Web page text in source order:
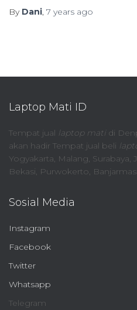
By Dani, 7 years ago
Laptop Mati ID
Tempat jual laptop matidi
akan hadir Tempat jual beli
Yogyakarta, Malang,
Bekasi, Purwokerto,
Sosial Media
Instagram
Facebook
Twitter
Whatsapp
Telegram